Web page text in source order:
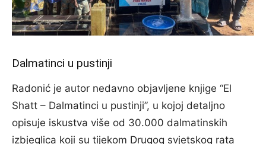
Dalmatinci u pustinji
Radonić je autor nedavno objavljene knjige “El
Shatt – Dalmatinci u pustinji”, u kojoj detaljno
opisuje iskustva više od 30.000 dalmatinskih
izbjeglica koji su tijekom Drugog svjetskog rata